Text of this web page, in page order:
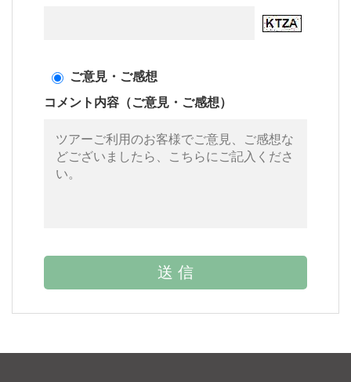
ご意見・ご感想
コメント内容（ご意見・ご感想）